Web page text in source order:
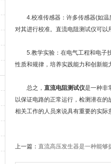
4.校准传感器：许多传感器(如温
对其进行校准。直流电阻测试仪可
5.教学实验：在电气工程和电子技
性质和规律，培养实践能力和创新能
总之， 直流电阻测试仪是一种非
以保证电路的正常运行，检测潜在
相关工作的人员来说具有重要的实际
上一篇： 直流高压发生器是一种能够